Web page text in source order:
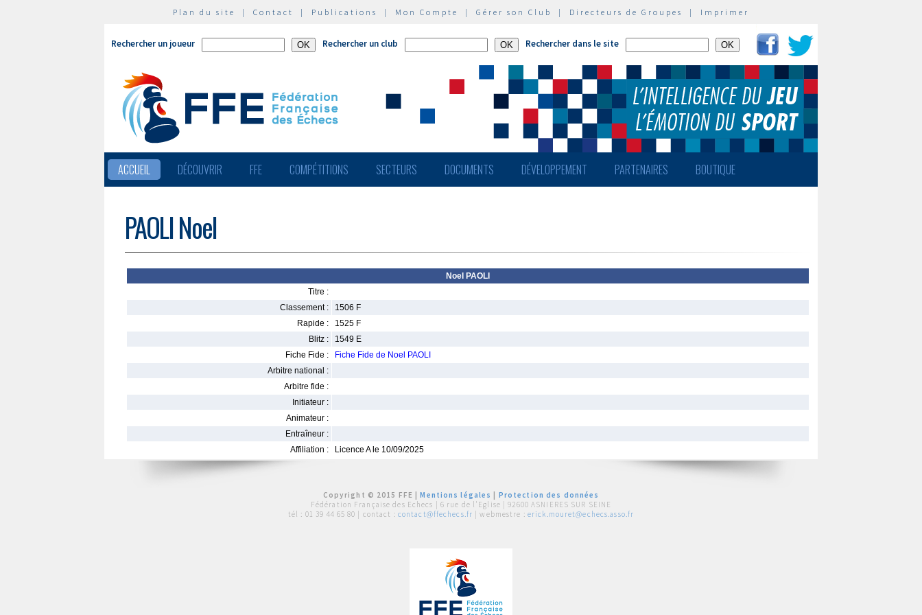
Plan du site | Contact | Publications | Mon Compte | Gérer son Club | Directeurs de Groupes | Imprimer
Rechercher un joueur Rechercher un club Rechercher dans le site
ACCUEIL DÉCOUVRIR FFE COMPÉTITIONS SECTEURS DOCUMENTS DÉVELOPPEMENT PARTENAIRES BOUTIQUE
PAOLI Noel
Noel PAOLI
Titre :
Classement :
1506 F
Rapide :
1525 F
Blitz :
1549 E
Fiche Fide :
Fiche Fide de Noel PAOLI
Arbitre national :
Arbitre fide :
Initiateur :
Animateur :
Entraîneur :
Affiliation :
Licence A le 10/09/2025
Copyright © 2015 FFE |Mentions légales
Protection des données
Fédération Française des Echecs | 6 rue de l'Eglise | 92600 ASNIERES SUR SEINE
tél : 01 39 44 65 80 | contact : contact@ffechecs.fr | webmestre : erick.mouret@echecs.asso.fr